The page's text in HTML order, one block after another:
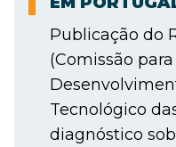
Publicação do
(Comissão
Tecnológico
diagnóstico